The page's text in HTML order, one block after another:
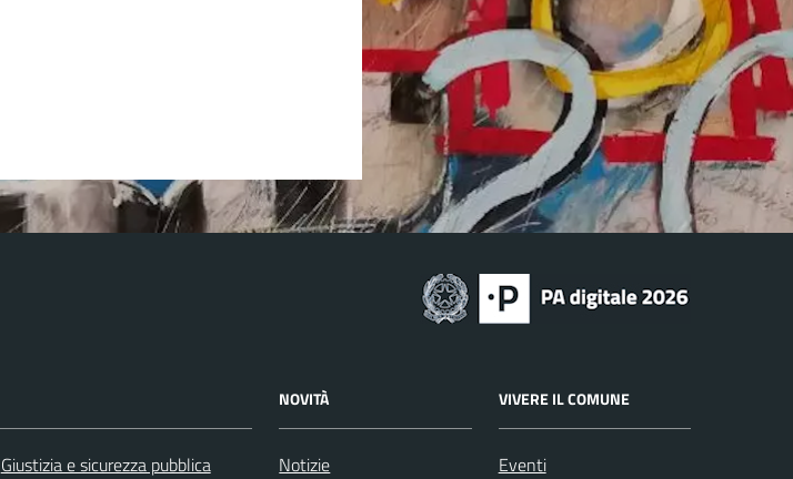
Giustizia e sicurezza pubblica
NOVITÀ
Notizie
VIVERE IL COMUNE
Eventi